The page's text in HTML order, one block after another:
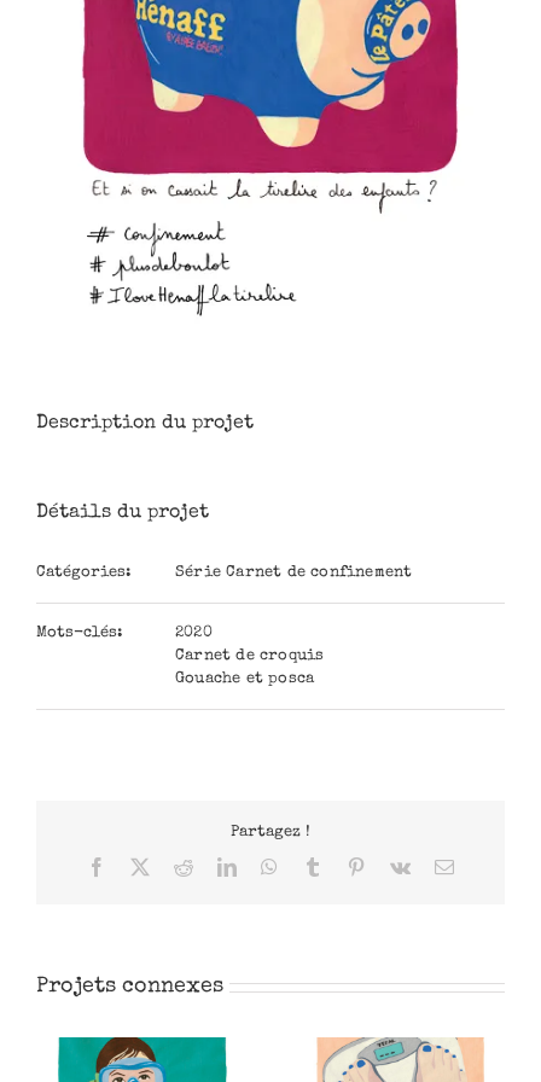
Description du projet
Détails du projet
Catégories: Série Carnet de confinement
Mots-clés:
2020
Carnet de croquis
Gouache et posca
Partagez !
Facebook RedditLinkedInWhatsApp
Tumblr Pinterest
Vk Email
Projets connexes